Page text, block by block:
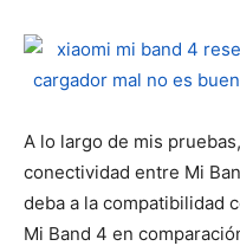
A lo largo de mis
conectividad entre Mi
deba a la compatibilidad
Mi Band 4 en